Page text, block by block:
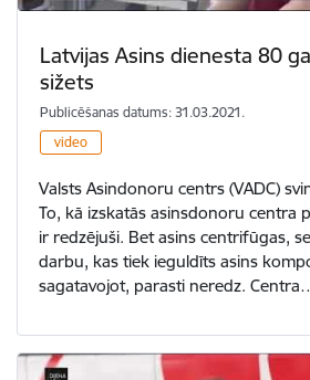
Latvijas Asins dienesta 80
sižets
Publicēšanas datums: 31.03.2021.
video
Valsts Asindonoru centrs (VADC)
To, kā izskatās asinsdonoru centra
ir redzējuši. Bet asins centrifūgas,
darbu, kas tiek ieguldīts asins
sagatavojot, parasti neredz.